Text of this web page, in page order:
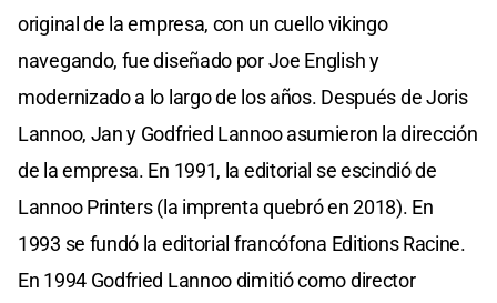
original de la empresa, con un cuello vikingo
navegando, fue diseñado por Joe English y
modernizado a lo largo de los años. Después de Joris
Lannoo, Jan y Godfried Lannoo asumieron la dirección
de la empresa. En 1991, la editorial se escindió de
Lannoo Printers (la imprenta quebró en 2018). En
1993 se fundó la editorial francófona Editions Racine.
En 1994 Godfried Lannoo dimitió como director